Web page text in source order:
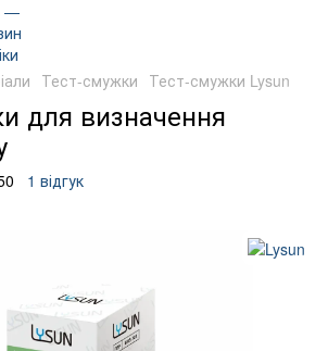
Тест-смужки Тест-смужки Lysun
для визначення
1 відгук